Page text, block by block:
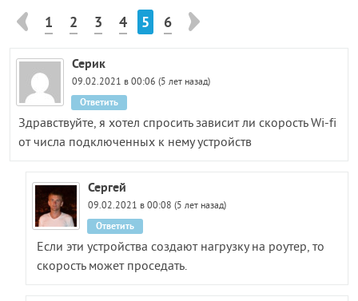
1 2 3 4 5 6
Серик
09.02.2021 в 00:06 (5 лет назад)
Здравствуйте, я хотел спросить зависит ли скорость Wi-fi
от числа подключенных к нему устройств
Ответить
Сергей
09.02.2021 в 00:08 (5 лет назад)
Если эти устройства создают нагрузку на роутер, то
скорость может проседать.
Ответить